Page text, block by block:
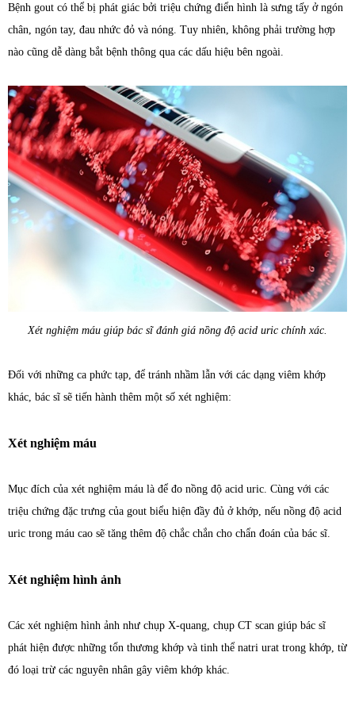
Bệnh gout có thể bị phát giác bởi triệu chứng điển hình là sưng tấy ở ngón
chân, ngón tay, đau nhức đỏ và nóng. Tuy nhiên, không phải trường hợp
nào cũng dễ dàng bắt bệnh thông qua các dấu hiệu bên ngoài.
Xét nghiệm máu giúp bác sĩ đánh giá nồng độ acid uric chính xác.
Đối với những ca phức tạp, để tránh nhầm lẫn với các dạng viêm khớp
khác, bác sĩ sẽ tiến hành thêm một số xét nghiệm:
Xét nghiệm máu
Mục đích của xét nghiệm máu là để đo nồng độ acid uric. Cùng với các
triệu chứng đặc trưng của gout biểu hiện đầy đủ ở khớp, nếu nồng độ acid
uric trong máu cao sẽ tăng thêm độ chắc chắn cho chẩn đoán của bác sĩ.
Xét nghiệm hình ảnh
Các xét nghiệm hình ảnh như chụp X-quang, chụp CT scan giúp bác sĩ
phát hiện được những tổn thương khớp và tinh thể natri urat trong khớp, từ
đó loại trừ các nguyên nhân gây viêm khớp khác.